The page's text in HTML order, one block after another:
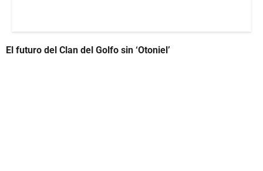
El futuro del Clan del Golfo sin ‘Otoniel’